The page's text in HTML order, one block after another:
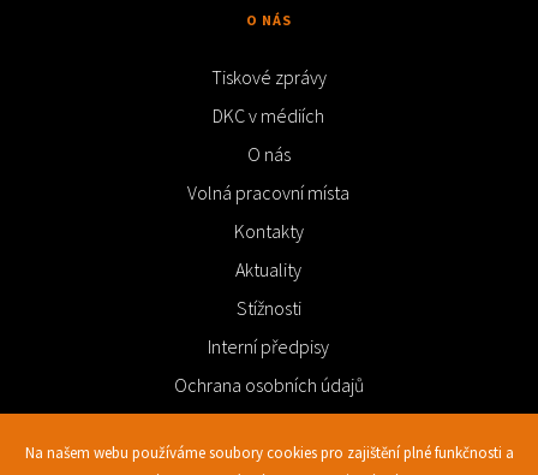
O NÁS
Tiskové zprávy
DKC v médiích
O nás
Volná pracovní místa
Kontakty
Aktuality
Stížnosti
Interní předpisy
Ochrana osobních údajů
Na našem webu používáme soubory cookies pro zajištění plné funkčnosti a